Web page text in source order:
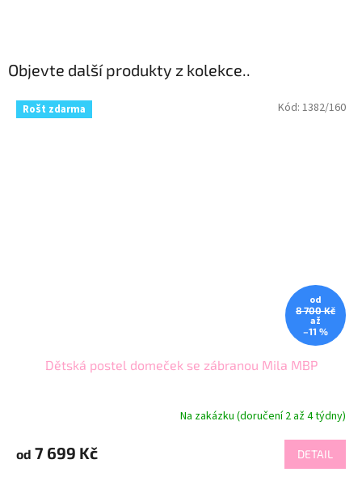
Objevte další produkty z kolekce..
Rošt zdarma
od
8 700 Kč
až
–11 %
Dětská postel domeček se zábranou Mila MBP
Na zakázku (doručení 2 až 4 týdny)
od 7 699 Kč DETAIL
Kód: 1382/160